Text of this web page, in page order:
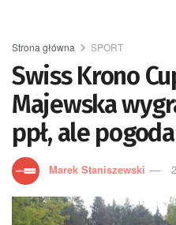
Strona główna SPORT
Swiss Krono
Majewska
ppł, ale
Marek Staniszewski